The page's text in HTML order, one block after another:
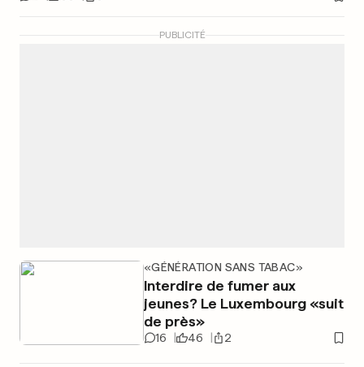
«GÉNÉRATION SANS TABAC»
Interdire de fumer aux
jeunes? Le Luxembourg «suit
de près»
16 46 2
PUBLICITÉ